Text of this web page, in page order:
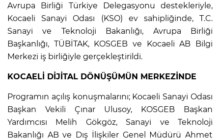
Avrupa Birliği Türkiye Delegasyonu destekleriyle,
Kocaeli Sanayi Odası (KSO) ev sahipliğinde, T.C.
Sanayi ve Teknoloji Bakanlığı, Avrupa Birliği
Başkanlığı, TÜBİTAK, KOSGEB ve Kocaeli AB Bilgi
Merkezi iş birliğiyle gerçekleştirildi.
KOCAELİ DİJİTAL DÖNÜŞÜMÜN MERKEZİNDE
Programın açılış konuşmalarını; Kocaeli Sanayi Odası
Başkan Vekili Çınar Ulusoy, KOSGEB Başkan
Yardımcısı Melih Gökgöz, Sanayi ve Teknoloji
Bakanlığı AB ve Dış İlişkiler Genel Müdürü Ahmet